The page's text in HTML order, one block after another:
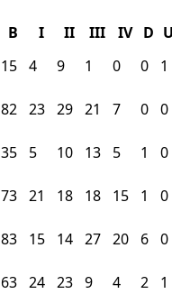
B I II III IV D
15 4 9 1 0 0 1
82 23 29 21 7 0 0
35 5 10 13 5 1 0
73 21 18 18 15 1 0
83 15 14 27 20 6 0
63 24 23 9 4 2 1